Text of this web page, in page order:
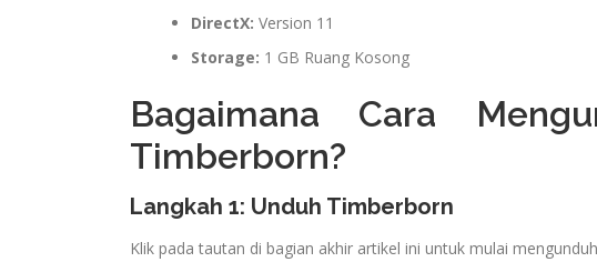
DirectX: Version 11
Storage: 1 GB Ruang Kosong
Bagaimana Cara
Timberborn?
Langkah 1: Unduh Timberborn
Klik pada tautan di bagian akhir artikel ini untuk mulai mengunduh